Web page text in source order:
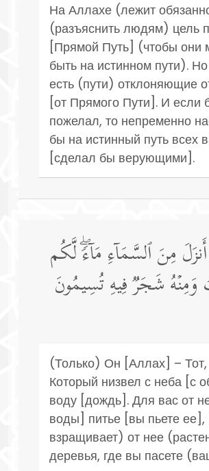
На Аллахе (лежит
(разъяснить людям) цель
[Прямой Путь] (чтобы они
быть на истинном пути).
есть (пути) отклоняющие
[от Прямого Пути]. И если
пожелал, то непременно
бы на истинный путь всех
[сделал бы верующими].
مِنَ ٱلسَّمَاۤءِ مَاۤءࣰۖ لَّكُم
وَمِنۡهُ شَجَرࣱ فِیهِ تُسِیمُونَ
(Только) Он [Аллах] – Тот,
Который низвел с неба [с
воду [дождь]. Для вас от
воды] питье [вы пьете
взращивает) от нее
деревья, где вы пасете